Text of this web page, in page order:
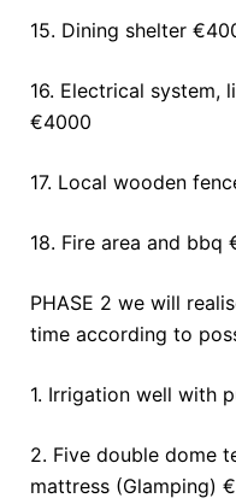
15. Dining shelter
16. Electrical system,
€4000
17. Local wooden
18. Fire area and bbq
PHASE 2 we will
time according to
1. Irrigation well with
2. Five double dome
mattress (Glamping)